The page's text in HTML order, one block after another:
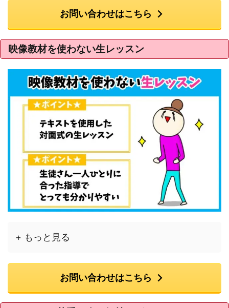
お問い合わせはこちら
映像教材を使わない生レッスン
+ もっと見る
お問い合わせはこちら